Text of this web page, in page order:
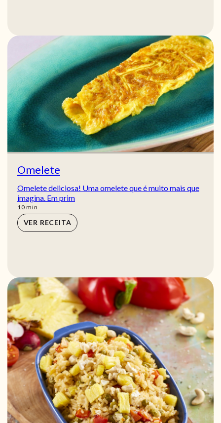
Omelete
Omelete deliciosa! Uma omelete que é muito mais que
imagina. Em prim
10min
min
VER RECEITA